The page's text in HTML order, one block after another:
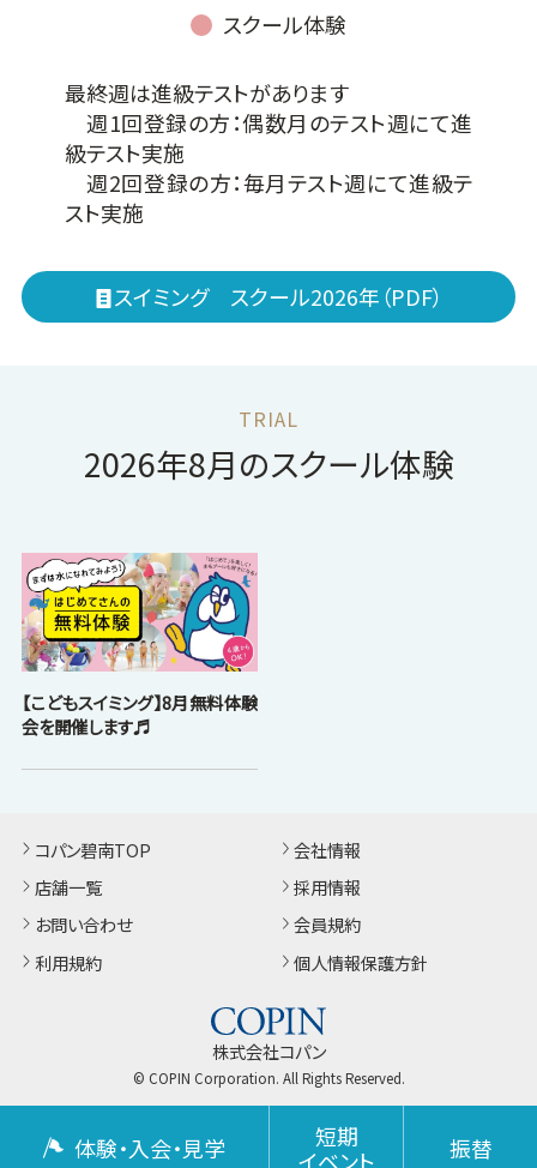
スクール体験
最終週は進級テストがあります
週1回登録の方：偶数月のテスト週にて進
級テスト実施
週2回登録の方：毎月テスト週にて進級テ
スト実施
スイミング スクール2026年（PDF）
2026年8月のスクール体験
【こどもスイミング】8月無料体験
会を開催します♬
コパン碧南TOP
店舗一覧
お問い合わせ
利用規約
会社情報
採用情報
会員規約
個人情報保護方針
株式会社コパン
© COPIN Corporation. All Rights Reserved.
体験・入会・見学
短期
イベント
振替